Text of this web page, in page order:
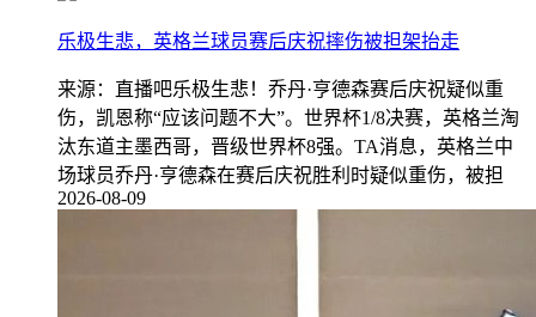
乐极生悲，英格兰球员赛后庆祝摔伤被担架抬走
来源：直播吧乐极生悲！乔丹·亨德森赛后庆祝疑似重
伤，凯恩称“应该问题不大”。世界杯1/8决赛，英格兰淘
汰东道主墨西哥，晋级世界杯8强。TA消息，英格兰中
场球员乔丹·亨德森在赛后庆祝胜利时疑似重伤，被担
2026-08-09